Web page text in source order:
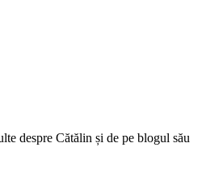
despre Cătălin și de pe blogul său